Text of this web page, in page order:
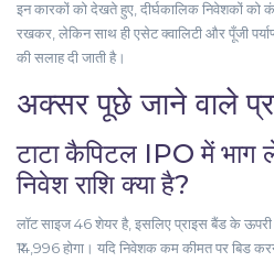
इन कारकों को देखते हुए, दीर्घकालिक निवेशकों को
रखकर, लेकिन साथ ही एसेट क्वालिटी और पूँजी
की सलाह दी जाती है।
अक्सर पूछे जाने वाले
टाटा कैपिटल IPO में भाग
निवेश राशि क्या है?
लॉट साइज 46 शेयर है, इसलिए प्राइस बैंड के
₹14,996 होगा। यदि निवेशक कम कीमत पर बिड